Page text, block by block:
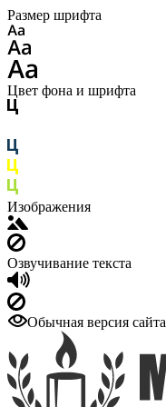
Размер шрифта
Цвет фона и шрифта
Изображения
Озвучивание текста
Обычная версия сайта